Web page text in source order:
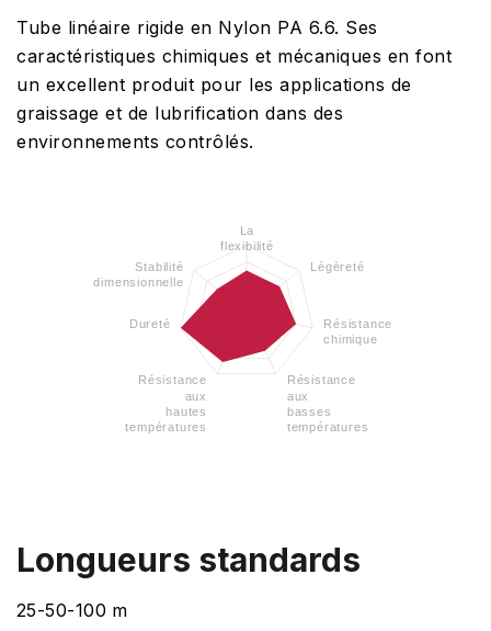
Tube linéaire rigide en Nylon PA 6.6. Ses
caractéristiques chimiques et mécaniques en font
un excellent produit pour les applications de
graissage et de lubrification dans des
environnements contrôlés.
La
flexibilité
Légèreté
Résistance
chimique
Résistance
aux
basses
températures
Résistance
aux
hautes
températures
Dureté
Stabilité
dimensionnelle
Longueurs standards
25-50-100 m